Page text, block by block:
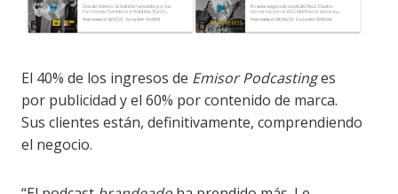
El 40% de los ingresos de Emisor Podcastinges
por publicidad y el 60% por contenido de marca.
Sus clientes están, definitivamente, comprendiendo
el negocio.